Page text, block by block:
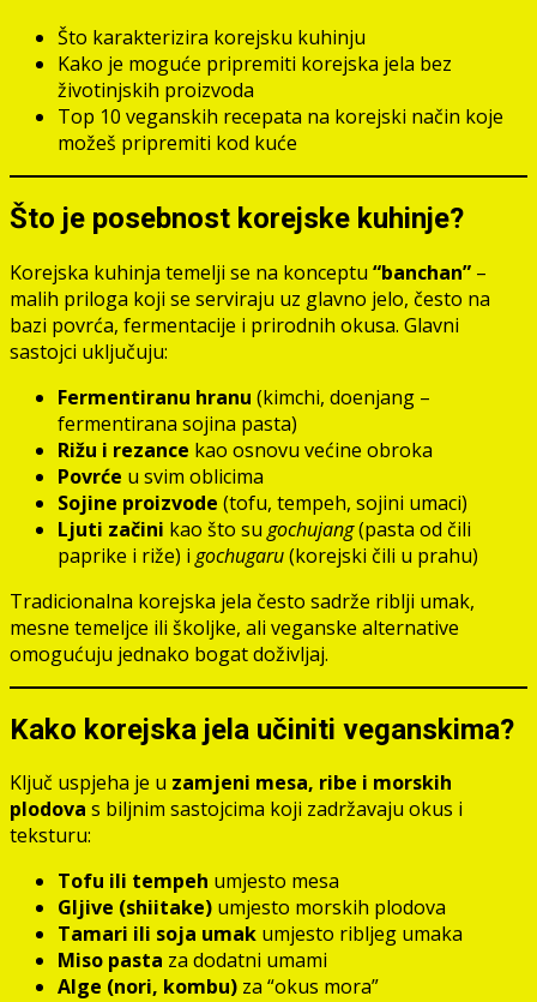
Što karakterizira korejsku kuhinju
Kako je moguće pripremiti korejska jela bez
životinjskih proizvoda
Top 10 veganskih recepata na korejski način koje
možeš pripremiti kod kuće
Što je posebnost korejske kuhinje?
Korejska kuhinja temelji se na konceptu “banchan” –
malih priloga koji se serviraju uz glavno jelo, često na
bazi povrća, fermentacije i prirodnih okusa. Glavni
sastojci uključuju:
Fermentiranu hranu (kimchi, doenjang –
fermentirana sojina pasta)
Rižu i rezance kao osnovu većine obroka
Povrće u svim oblicima
Sojine proizvode (tofu, tempeh, sojini umaci)
Ljuti začini kao što su gochujang(pasta od čili
paprike i riže) i gochugaru(korejski čili u prahu)
Tradicionalna korejska jela često sadrže riblji umak,
mesne temeljce ili školjke, ali veganske alternative
omogućuju jednako bogat doživljaj.
Kako korejska jela učiniti veganskima?
Ključ uspjeha je u zamjeni mesa, ribe i morskih
plodova s biljnim sastojcima koji zadržavaju okus i
teksturu:
Tofu ili tempeh umjesto mesa
Gljive (shiitake) umjesto morskih plodova
Tamari ili soja umak umjesto ribljeg umaka
Miso pasta za dodatni umami
Alge (nori, kombu) za “okus mora”